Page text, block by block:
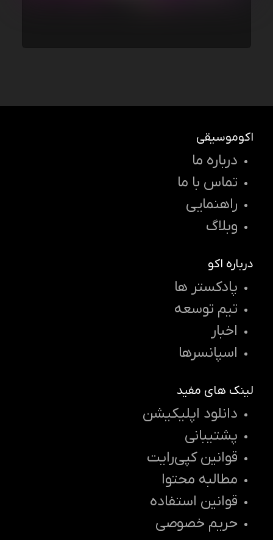
اکوموسیقی
درباره ما
تماس با ما
راهنمایی
وبلاگ
درباره اکو
پادکستر ها
تیم توسعه
اخبار
اسپانسرها
لینک های مفید
دانلود اپلیکیشن
پشتیبانی
قوانین کپی‌رایت
مطالبه محتوا
قوانین استفاده
حریم خصوصی